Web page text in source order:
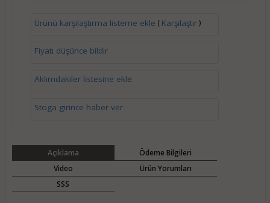
Ürünü karşılaştırma listeme ekle ( Karşılaştır)
Fiyatı düşünce bildir
Aklımdakiler listesine ekle
Stoga girince haber ver
Açıklama
Ödeme Bilgileri
Video
Ürün Yorumları
SSS